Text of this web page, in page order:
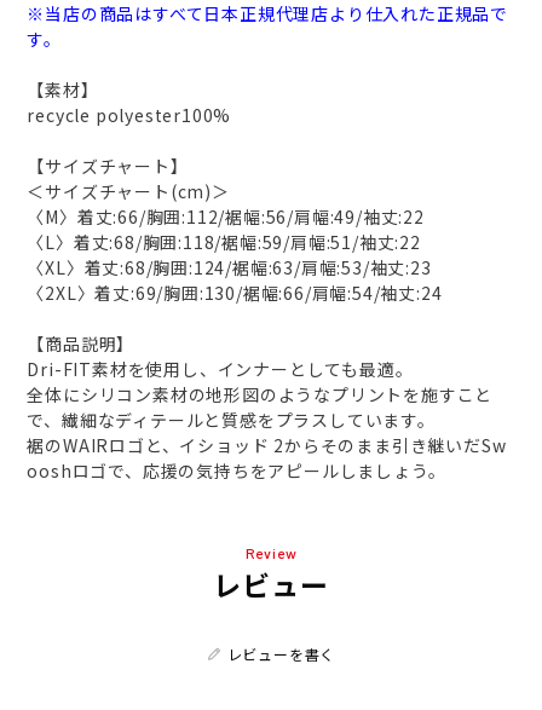
※当店の商品はすべて日本正規代理店より仕入れた正規品で
す。
【素材】
recycle polyester100%
【サイズチャート】
＜サイズチャート(cm)＞
〈M〉着丈:66/胸囲:112/裾幅:56/肩幅:49/袖丈:22
〈L〉着丈:68/胸囲:118/裾幅:59/肩幅:51/袖丈:22
〈XL〉着丈:68/胸囲:124/裾幅:63/肩幅:53/袖丈:23
〈2XL〉着丈:69/胸囲:130/裾幅:66/肩幅:54/袖丈:24
【商品説明】
Dri-FIT素材を使用し、インナーとしても最適。
全体にシリコン素材の地形図のようなプリントを施すこと
で、繊細なディテールと質感をプラスしています。
裾のWAIRロゴと、イショッド 2からそのまま引き継いだSw
ooshロゴで、応援の気持ちをアピールしましょう。
Review
レビュー
レビューを書く